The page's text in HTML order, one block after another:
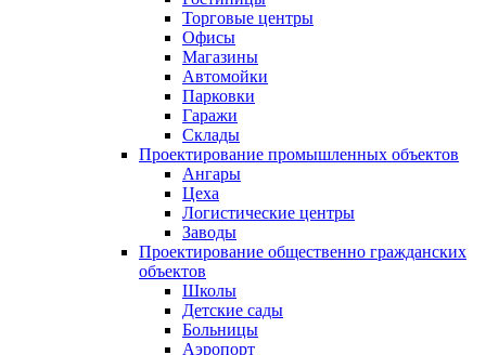
Торговые центры
Офисы
Магазины
Автомойки
Парковки
Гаражи
Склады
Проектирование промышленных объектов
Ангары
Цеха
Логистические центры
Заводы
Проектирование общественно гражданских
объектов
Школы
Детские сады
Больницы
Аэропорт